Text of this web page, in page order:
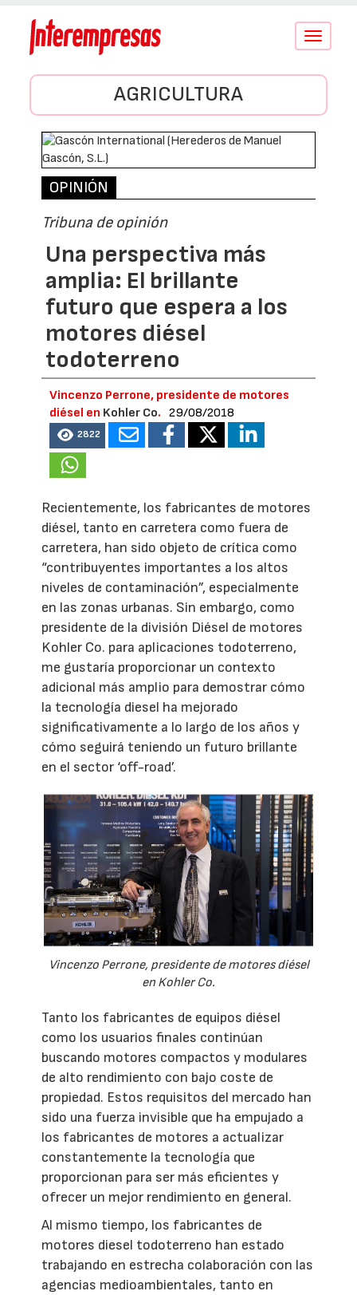
Conmutar
AGRICULTURA
OPINIÓN
Tribuna de opinión
Una perspectiva más
amplia: El brillante
futuro que espera a los
motores diésel
todoterreno
Vincenzo Perrone, presidente de motores
diésel en Kohler Co. 29/08/2018
2822
Recientemente, los fabricantes de motores
diésel, tanto en carretera como fuera de
carretera, han sido objeto de crítica como
“contribuyentes importantes a los altos
niveles de contaminación”, especialmente
en las zonas urbanas. Sin embargo, como
presidente de la división Diésel de motores
Kohler Co. para aplicaciones todoterreno,
me gustaría proporcionar un contexto
adicional más amplio para demostrar cómo
la tecnología diesel ha mejorado
significativamente a lo largo de los años y
cómo seguirá teniendo un futuro brillante
en el sector ‘off-road’.
Vincenzo Perrone, presidente de motores diésel
en Kohler Co.
Tanto los fabricantes de equipos diésel
como los usuarios finales continúan
buscando motores compactos y modulares
de alto rendimiento con bajo coste de
propiedad. Estos requisitos del mercado han
sido una fuerza invisible que ha empujado a
los fabricantes de motores a actualizar
constantemente la tecnología que
proporcionan para ser más eficientes y
ofrecer un mejor rendimiento en general.
Al mismo tiempo, los fabricantes de
motores diesel todoterreno han estado
trabajando en estrecha colaboración con las
agencias medioambientales, tanto en